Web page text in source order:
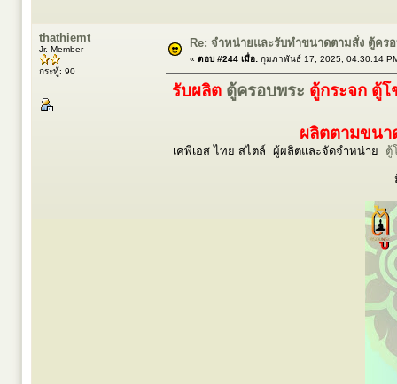
thathiemt
Jr. Member
กระทู้: 90
Re: จำหน่ายและรับทำขนาดตามสั่ง ตู้คร
« ตอบ #244 เมื่อ: กุมภาพันธ์ 17, 2025, 04:30:14
รับผลิต ตู้ครอบพระ ตู้กระจก ตู้โ
ผลิตตามขนา
เคพีเอส ไทย สไตล์ ผู้ผลิตและจัดจำหน่าย ตู้